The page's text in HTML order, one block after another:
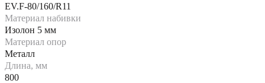
EV.F-80/160/R11
Материал набивки
Изолон 5 мм
Материал опор
Металл
Длина, мм
800